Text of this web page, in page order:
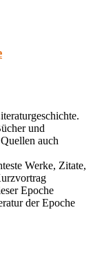
und
auch
Werke, Zitate,
Epoche
der Epoche